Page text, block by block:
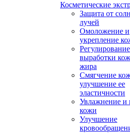
Косметические
Защита от
лучей
Омоложение и
укрепление
Регулирование
выработки
жира
Смягчение
улучшение ее
эластичности
Увлажнение и
кожи
Улучшение